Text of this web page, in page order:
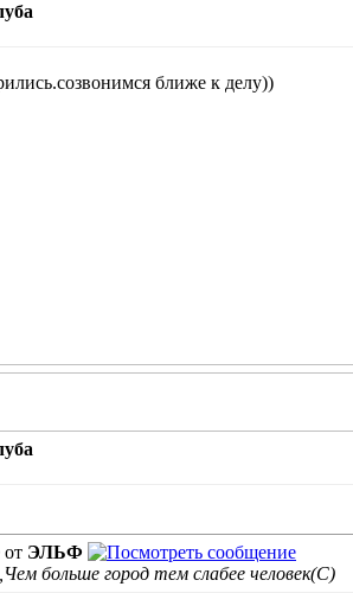
ближе к делу))
ЭЛЬФ
больше город тем слабее человек(С)